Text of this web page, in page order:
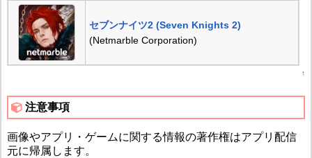
セブンナイツ2 (Seven Knights 2)
(Netmarble Corporation)
↑
注意事項
画像やアプリ・ゲームに関する情報の著作権はアプリ配信
元に帰属します。